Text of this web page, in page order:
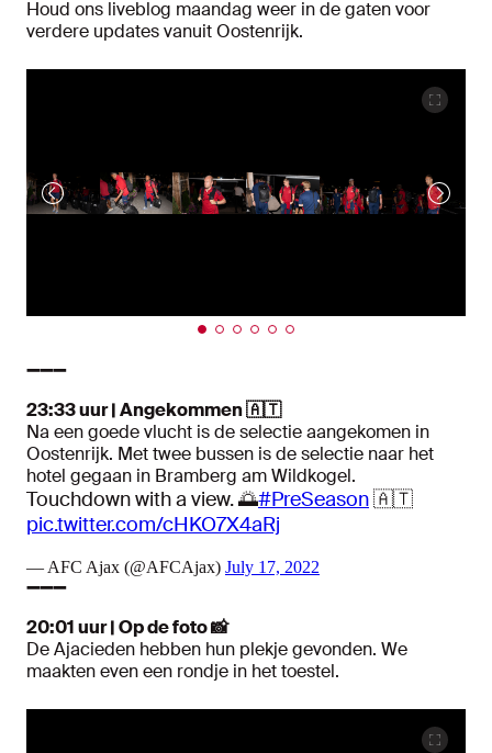
Houd ons liveblog maandag weer in de gaten voor
verdere updates vanuit Oostenrijk.
➖➖➖
23:33 uur | Angekommen 🇦🇹
Na een goede vlucht is de selectie aangekomen in
Oostenrijk. Met twee bussen is de selectie naar het
hotel gegaan in Bramberg am Wildkogel.
Touchdown with a view. 🌅#PreSeason🇦🇹
pic.twitter.com/cHKO7X4aRj
— AFC Ajax (@AFCAjax) July 17, 2022
➖➖➖
20:01 uur | Op de foto📸
De Ajacieden hebben hun plekje gevonden. We
maakten even een rondje in het toestel.